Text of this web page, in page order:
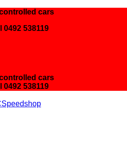
cars
0492 538119
cars
0492 538119